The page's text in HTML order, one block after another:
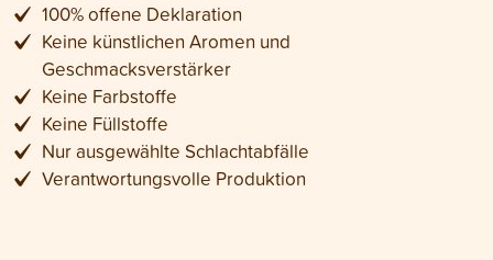
100% offene Deklaration
Keine künstlichen Aromen und
Geschmacksverstärker
Keine Farbstoffe
Keine Füllstoffe
Nur ausgewählte Schlachtabfälle
Verantwortungsvolle Produktion